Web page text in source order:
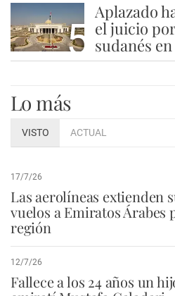
5
Aplazado
el juicio
sudanés
Lo más
VISTO ACTUAL
17/7/26
Las aerolíneas extienden
vuelos a Emiratos Árabes
región
12/7/26
Fallece a los 24 años un